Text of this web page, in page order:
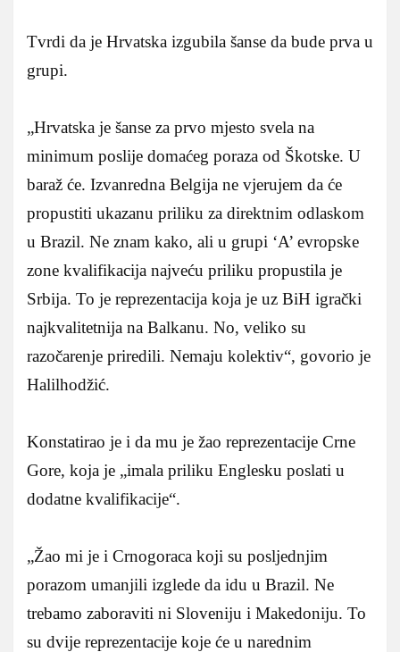
Tvrdi da je Hrvatska izgubila šanse da bude prva u
grupi.
„Hrvatska je šanse za prvo mjesto svela na
minimum poslije domaćeg poraza od Škotske. U
baraž će. Izvanredna Belgija ne vjerujem da će
propustiti ukazanu priliku za direktnim odlaskom
u Brazil. Ne znam kako, ali u grupi ‘A’ evropske
zone kvalifikacija najveću priliku propustila je
Srbija. To je reprezentacija koja je uz BiH igrački
najkvalitetnija na Balkanu. No, veliko su
razočarenje priredili. Nemaju kolektiv“, govorio je
Halilhodžić.
Konstatirao je i da mu je žao reprezentacije Crne
Gore, koja je „imala priliku Englesku poslati u
dodatne kvalifikacije“.
„Žao mi je i Crnogoraca koji su posljednjim
porazom umanjili izglede da idu u Brazil. Ne
trebamo zaboraviti ni Sloveniju i Makedoniju. To
su dvije reprezentacije koje će u narednim